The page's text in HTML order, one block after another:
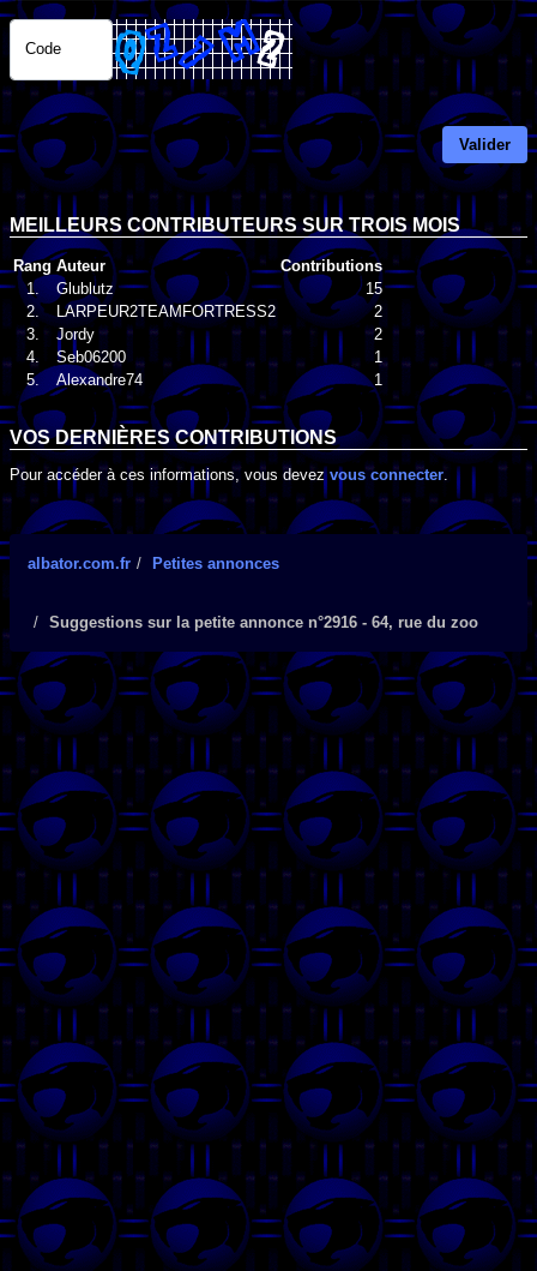
Code
Valider
MEILLEURS CONTRIBUTEURS SUR TROIS MOIS
Rang Auteur
Contributions
1.
Glublutz
15
2.
LARPEUR2TEAMFORTRESS2
2
3.
Jordy
2
4.
Seb06200
1
5.
Alexandre74 1
VOS DERNIÈRES CONTRIBUTIONS
Pour accéder à ces informations, vous devezvous connecter.
albator.com.fr Petites annonces
Suggestions sur la petite annonce n°2916 - 64, rue du zoo